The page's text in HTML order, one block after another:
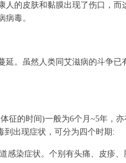
皮肤和黏膜出现了伤口，而
病毒。
。虽然人类同艾滋病的斗争已
的时间)一般为6个月~5年，亦
到出现症状，可分为四个时期:
染症状。个别有头痛、皮疹、